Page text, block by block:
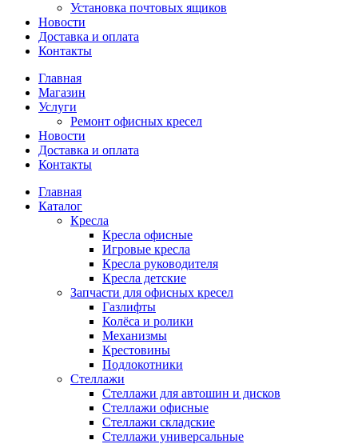
Установка почтовых ящиков
Новости
Доставка и оплата
Контакты
Главная
Магазин
Услуги
Ремонт офисных кресел
Новости
Доставка и оплата
Контакты
Главная
Каталог
Кресла
Кресла офисные
Игровые кресла
Кресла руководителя
Кресла детские
Запчасти для офисных кресел
Газлифты
Колёса и ролики
Механизмы
Крестовины
Подлокотники
Стеллажи
Стеллажи для автошин и дисков
Стеллажи офисные
Стеллажи складские
Стеллажи универсальные